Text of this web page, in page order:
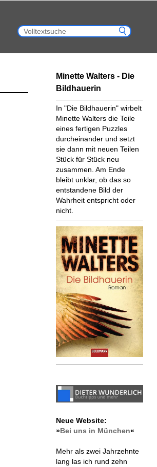
Minette Walters - Die
Bildhauerin
In "Die Bildhauerin" wirbelt
Minette Walters die Teile
eines fertigen Puzzles
durcheinander und setzt
sie dann mit neuen Teilen
Stück für Stück neu
zusammen. Am Ende
bleibt unklar, ob das so
entstandene Bild der
Wahrheit entspricht oder
nicht.
Neue Website:
»Bei uns in München«
Mehr als zwei Jahrzehnte
lang las ich rund zehn